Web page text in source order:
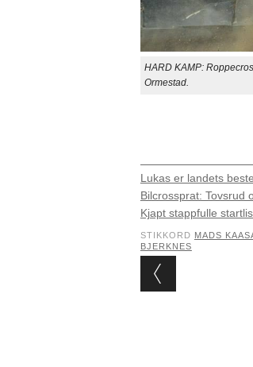
HARD KAMP:
Ormestad.
Lukas er landets
Bilcrossprat: Tovsrud
Kjapt stappfulle
STIKKORD MADS
BJERKNES
Post